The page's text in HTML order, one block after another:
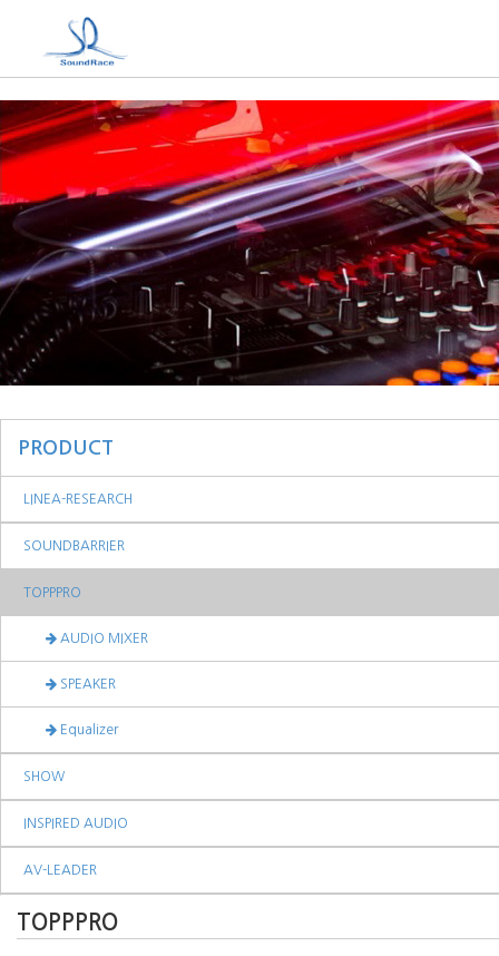
PRODUCT
LINEA-RESEARCH
SOUNDBARRIER
TOPPPRO
AUDIO MIXER
SPEAKER
Equalizer
SHOW
INSPIRED AUDIO
AV-LEADER
TOPPPRO